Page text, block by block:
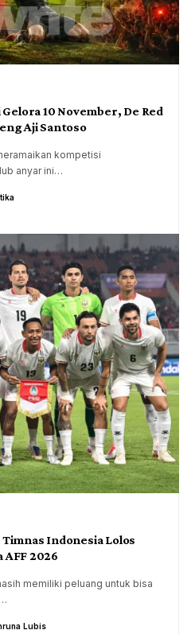
10 November, De Red
Aji Santoso
kompetisi
anyar ini…
Indonesia Lolos
AFF 2026
memiliki peluang untuk bisa
Lubis